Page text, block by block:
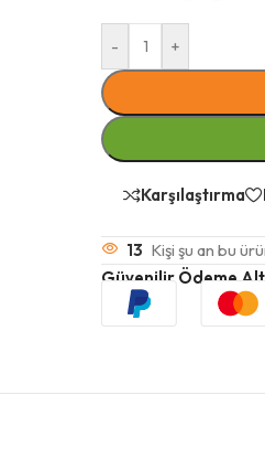
- +
Karşılaştırma
13 Kişi şu an bu
Güvenilir Ödeme